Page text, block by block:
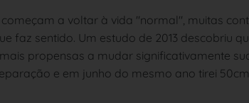
a voltar à vida "normal", muitas
faz sentido. Um estudo de 2013 descobriu
propensas a mudar significativamente
e em junho do mesmo ano tirei